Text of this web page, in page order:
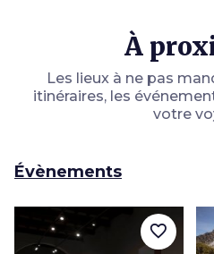
À
Les lieux à ne pas
itinéraires, les
votre
Évènements
favorite_border